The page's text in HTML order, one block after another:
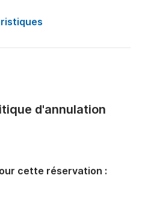
d'annulation
cette réservation :